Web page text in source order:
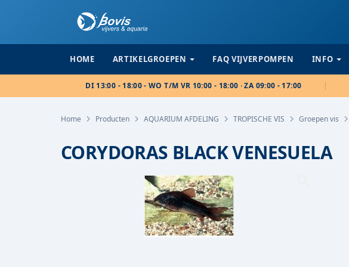
HOME ARTIKELGROEPEN FAQ VIJVERPOMPEN INFO
DI 13:00 - 18:00 - WO T/M VR 10:00 - 18:00 · ZA 09:00 - 17:00
Home Producten AQUARIUM AFDELING TROPISCHE VIS Groepen vis
CORYDORAS BLACK VENESUELA